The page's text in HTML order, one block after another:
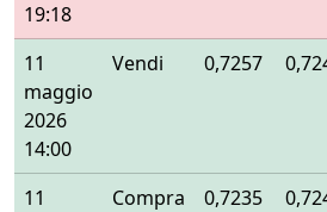
19:18
11
maggio
2026
14:00
Vendi 0,7257
11
Compra 0,7235